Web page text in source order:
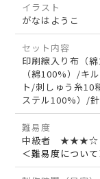
イラスト
がなはようこ
セット内容
印刷線入り布（
（綿100%）/キ
ト/刺しゅう糸10
ステル100%）/
難易度
中級者 ★★★☆
＜難易度につい